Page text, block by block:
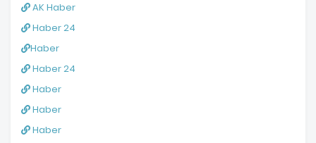
AK Haber
Haber 24
Haber
Haber 24
Haber
Haber
Haber